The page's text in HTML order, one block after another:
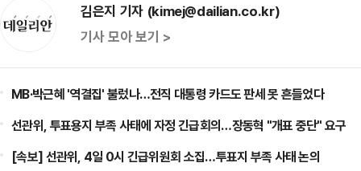
김은지 기자 (kimej@dailian.co.kr)
기사 모아 보기 >
MB·박근혜 '역결집' 불렀나…전직 대통령 카드도 판세 못 흔들었다
선관위, 투표용지 부족 사태에 자정 긴급회의…장동혁 "개표 중단" 요구
[속보] 선관위, 4일 0시 긴급위원회 소집…투표지 부족 사태 논의